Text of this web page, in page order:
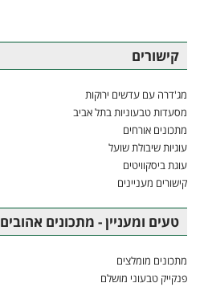
קישורים
מג'דרה עם עדשים ירוקות
מסעדות טבעוניות בתל אביב
מתכונים אורחים
עוגיות שיבולת שועל
עוגת ביסקוויטים
קישורים מעניינים
טעים ומעניין - מתכונים אהובים
מתכונים מומלצים
פנקייק טבעוני מושלם